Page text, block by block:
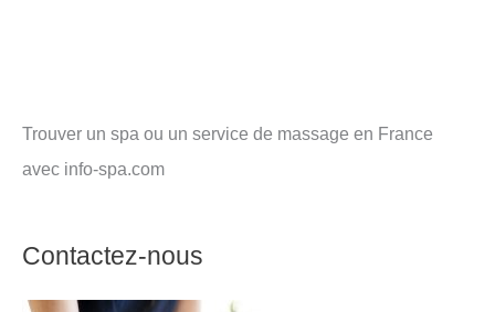
Trouver un spa ou un service de massage en France
avec info-spa.com
Contactez-nous